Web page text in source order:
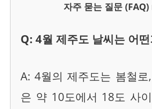
자주 묻는 질문 (FAQ)
Q: 4월 제주도 날씨는 어
A: 4월의 제주도는 봄철
은 약 10도에서 18도 사